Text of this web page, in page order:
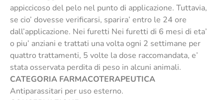
appiccicoso del pelo nel punto di applicazione. Tuttavia,
se cio’ dovesse verificarsi, sparira’ entro le 24 ore
dall’applicazione. Nei furetti Nei furetti di 6 mesi di eta’
o piu’ anziani e trattati una volta ogni 2 settimane per
quattro trattamenti, 5 volte la dose raccomandata, e’
stata osservata perdita di peso in alcuni animali.
CATEGORIA FARMACOTERAPEUTICA
Antiparassitari per uso esterno.